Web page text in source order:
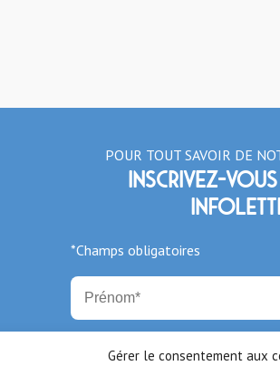
Gérer le consentement aux
POUR TOUT SAVOIR DE
Inscrivez-
*Champs obligatoires